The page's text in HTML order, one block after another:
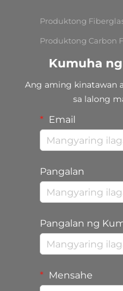
Produktong
Produktong Carbon
Kumuha
Ang aming kinatawan
sa lalong
Email
Pangalan
Pangalan ng
Mensahe